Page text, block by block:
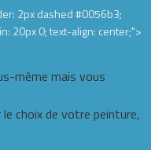
2px dashed #0056b3;
20px 0; text-align: center;">
même mais vous
le choix de votre peinture,